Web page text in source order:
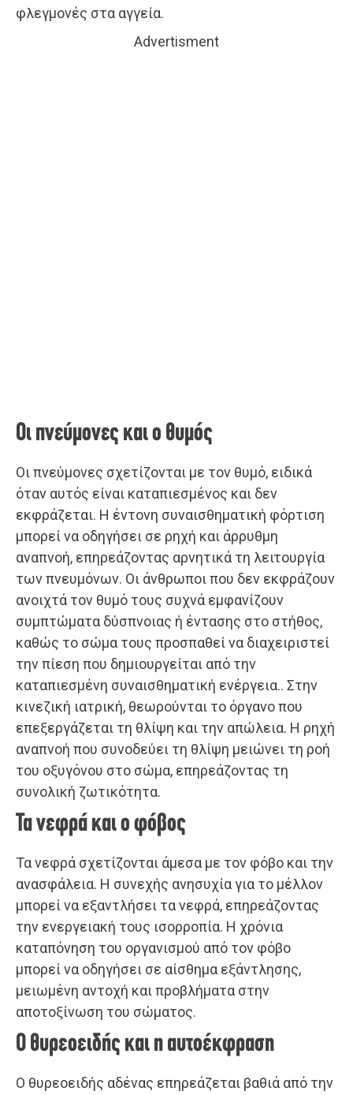
φλεγμονές στα αγγεία.
Advertisment
Οι πνεύμονες και ο θυμός
Οι πνεύμονες σχετίζονται με τον θυμό, ειδικά
όταν αυτός είναι καταπιεσμένος και δεν
εκφράζεται. Η έντονη συναισθηματική φόρτιση
μπορεί να οδηγήσει σε ρηχή και άρρυθμη
αναπνοή, επηρεάζοντας αρνητικά τη λειτουργία
των πνευμόνων. Οι άνθρωποι που δεν εκφράζουν
ανοιχτά τον θυμό τους συχνά εμφανίζουν
συμπτώματα δύσπνοιας ή έντασης στο στήθος,
καθώς το σώμα τους προσπαθεί να διαχειριστεί
την πίεση που δημιουργείται από την
καταπιεσμένη συναισθηματική ενέργεια.. Στην
κινεζική ιατρική, θεωρούνται το όργανο που
επεξεργάζεται τη θλίψη και την απώλεια. Η ρηχή
αναπνοή που συνοδεύει τη θλίψη μειώνει τη ροή
του οξυγόνου στο σώμα, επηρεάζοντας τη
συνολική ζωτικότητα.
Τα νεφρά και ο φόβος
Τα νεφρά σχετίζονται άμεσα με τον φόβο και την
ανασφάλεια. Η συνεχής ανησυχία για το μέλλον
μπορεί να εξαντλήσει τα νεφρά, επηρεάζοντας
την ενεργειακή τους ισορροπία. Η χρόνια
καταπόνηση του οργανισμού από τον φόβο
μπορεί να οδηγήσει σε αίσθημα εξάντλησης,
μειωμένη αντοχή και προβλήματα στην
αποτοξίνωση του σώματος.
Ο θυρεοειδής και η αυτοέκφραση
Ο θυρεοειδής αδένας επηρεάζεται βαθιά από την